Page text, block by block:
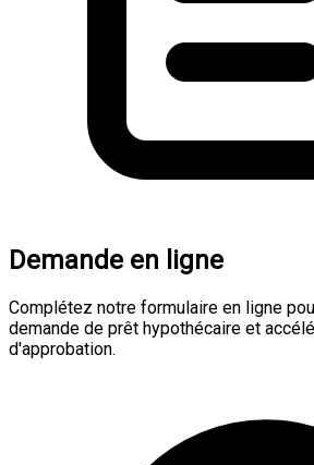
Demande en ligne
Complétez notre formulaire en ligne
demande de prêt hypothécaire et
d'approbation.